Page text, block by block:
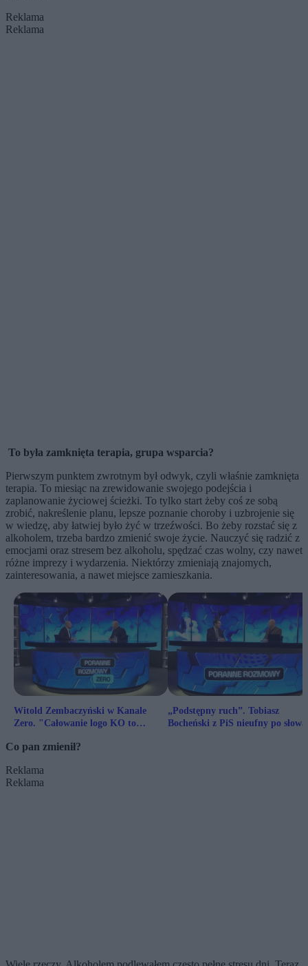
Reklama
Reklama
To była zamknięta terapia, grupa wsparcia?
Pierwszym punktem zwrotnym był odwyk, czyli właśnie zamknięta
terapia. To miesiąc na zrewidowanie swojego podejścia i
zaplanowanie życiowej ścieżki. To tylko start żeby coś ze sobą
zrobić, nakreślenie planu, lepsze poznanie choroby i uzbrojenie się
w wiedzę, aby łatwiej było żyć w trzeźwości. Bo żeby rozstać się z
alkoholem, trzeba bardzo zmienić swoje życie. Nauczyć się radzić z
emocjami oraz stresem bez alkoholu, spędzać czas wolny, czy nawet
różne imprezy i wydarzenia. Niektórzy zmieniają znajomych,
zainteresowania, a nawet miejsce zamieszkania.
Witold Zembaczyński w Kanale
Zero. "Całowanie logo KO to
„Podstępny ruch”. Tobiasz
Bocheński z PiS nieufny po
Co pan zmienił?
Reklama
Reklama